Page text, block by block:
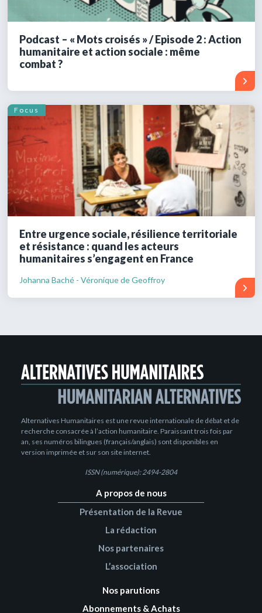
Podcast – « Mots croisés » / Episode 2 : Action
humanitaire et action sociale : même
combat ?
Focus
Entre urgence sociale, résilience territoriale
et résistance : quand les acteurs
humanitaires s’engagent en France
Johanna Baché - Véronique de Geoffroy
Alternatives Humanitaires est une revue internationale de débat et de
recherche consacrée à l’action humanitaire. Paraissant trois fois par
an, ses numéros bilingues (français/anglais) sont disponibles en
version imprimée et sur son site internet.
ISSN (numérique): 2494-2804
A propos de nous
Présentation de la Revue
La rédaction
Nos partenaires
L’association
Nos parutions
Abonnements & Achats